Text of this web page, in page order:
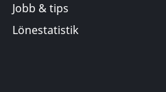
Jobb & tips
Lönestatistik